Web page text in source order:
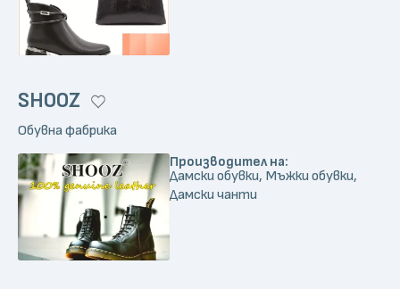
SHOOZ
Обувна фабрика
Производител на:
Дамски обувки, Мъжки обувки,
Дамски чанти